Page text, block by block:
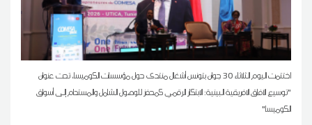
اختتمت اليوم الثلاثاء 30 جوان بتونس أشغال منتدى حول مؤسسات الكوميسا، تحت عنوان
"توسيع الآفاق الافريقية البينية: الابتكار الرقمي كمحفز للوصول الشامل والمستدام إلى أسواق
الكوميسا"